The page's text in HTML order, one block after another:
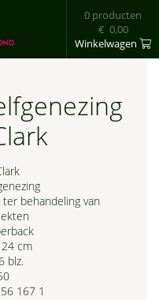
0 producten
€ 0,00
Winkelwagen
behandeling van
cm
blz.
167 1